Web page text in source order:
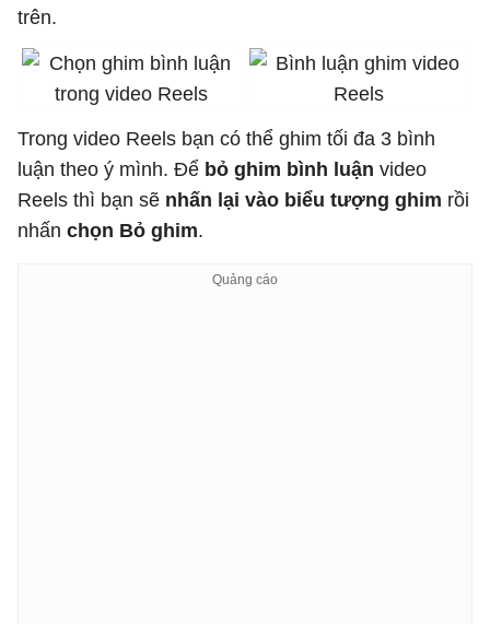
trên.
Trong video Reels bạn có thể ghim tối đa 3 bình
luận theo ý mình. Để bỏ ghim bình luận video
Reels thì bạn sẽ nhấn lại vào biểu tượng ghim rồi
nhấn chọn Bỏ ghim.